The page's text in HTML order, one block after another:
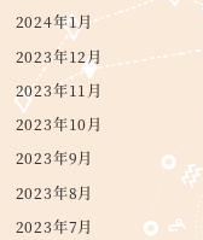
2024年1月
2023年12月
2023年11月
2023年10月
2023年9月
2023年8月
2023年7月